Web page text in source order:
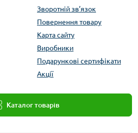
Зворотній зв’язок
Повернення товару
Карта сайту
Виробники
Подарункові сертифікати
Акції
Каталог товарів